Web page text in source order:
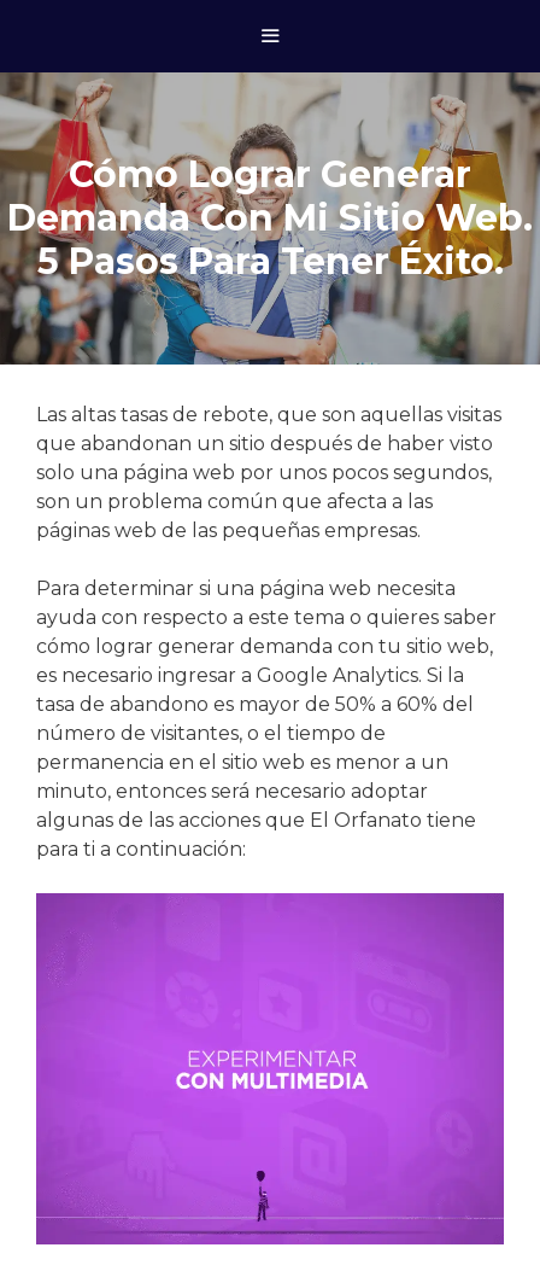
Cómo Lograr Generar
Demanda Con Mi Sitio Web.
5 Pasos Para Tener Éxito.
Las altas tasas de rebote, que son aquellas visitas
que abandonan un sitio después de haber visto
solo una página web por unos pocos segundos,
son un problema común que afecta a las
páginas web de las pequeñas empresas.
Para determinar si una página web necesita
ayuda con respecto a este tema o quieres saber
cómo lograr generar demanda con tu sitio web,
es necesario ingresar a Google Analytics. Si la
tasa de abandono es mayor de 50% a 60% del
número de visitantes, o el tiempo de
permanencia en el sitio web es menor a un
minuto, entonces será necesario adoptar
algunas de las acciones que El Orfanato tiene
para ti a continuación: